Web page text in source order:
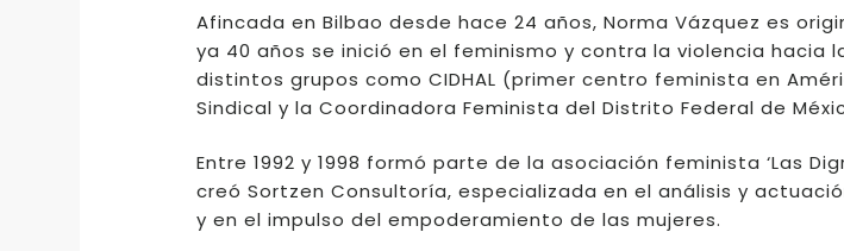
Afincada en Bilbao desde hace 24 años, Norma Vázquez es
ya 40 años se inició en el feminismo y contra la violencia hacia
distintos grupos como CIDHAL (primer centro feminista en
Sindical y la Coordinadora Feminista del Distrito Federal de
Entre 1992 y 1998 formó parte de la asociación feminista ‘Las
creó Sortzen Consultoría, especializada en el análisis y
y en el impulso del empoderamiento de las mujeres.